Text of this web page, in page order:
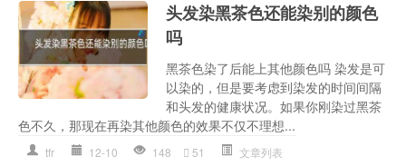
头发染黑茶色还能染别的颜色
吗
黑茶色染了后能上其他颜色吗 染发是可
以染的，但是要考虑到染发的时间间隔
和头发的健康状况。如果你刚染过黑茶
色不久，那现在再染其他颜色的效果不仅不理想...
tfr 12-10 148 51 文章列表